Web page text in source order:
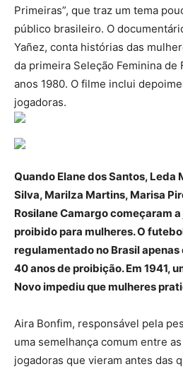
Primeiras”, que traz um tema
público brasileiro. O
Yañez, conta histórias das
da primeira Seleção Feminina de
anos 1980. O filme inclui
jogadoras.
Quando Elane dos Santos, Leda
Silva, Marilza Martins, Marisa
Rosilane Camargo começaram
proibido para mulheres. O
regulamentado no Brasil apenas
40 anos de proibição. Em 1941,
Novo impediu que mulheres
Aira Bonfim, responsável pela
uma semelhança comum entre
jogadoras que vieram antes das